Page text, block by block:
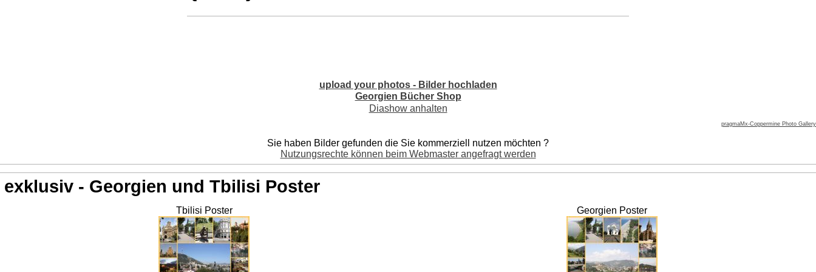
upload your photos - Bilder hochladen
Georgien Bücher Shop
Diashow anhalten
pragmaMx-Coppermine Photo Gallery
Sie haben Bilder gefunden die Sie kommerziell nutzen möchten ?
Nutzungsrechte können beim Webmaster angefragt werden
exklusiv - Georgien und Tbilisi Poster
Tbilisi Poster Georgien Poster